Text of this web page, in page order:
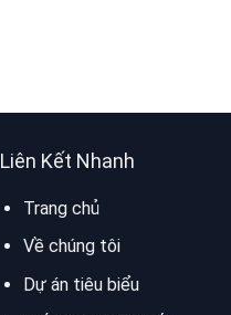
Liên Kết Nhanh
Trang chủ
Về chúng tôi
Dự án tiêu biểu